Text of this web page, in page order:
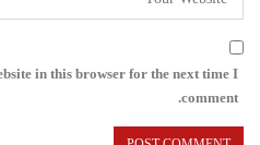
in this browser for the next time I
comment.